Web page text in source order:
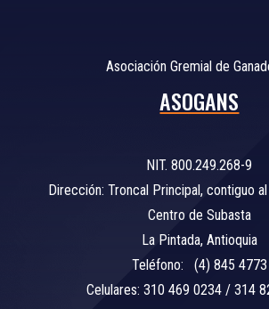
Asociación Gremial de
ASOGANS
NIT. 800.249.268-9
Dirección: Troncal Principal, contiguo
Centro de Subasta
La Pintada, Antioquia
Teléfono: (4) 845 4773
Celulares: 310 469 0234 / 314